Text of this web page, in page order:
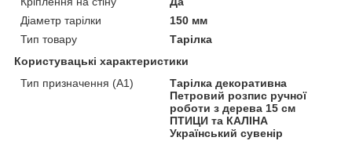
Діаметр тарілки
150 мм
Тип товару
Тарілка
Користувацькі характеристики
Тип призначення (А1)
Тарілка декоративна
Петровий розпис ручної
роботи з дерева 15 см
ПТИЦИ та КАЛІНА
Український сувенір